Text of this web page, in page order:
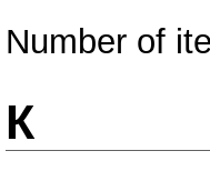
Number of
К